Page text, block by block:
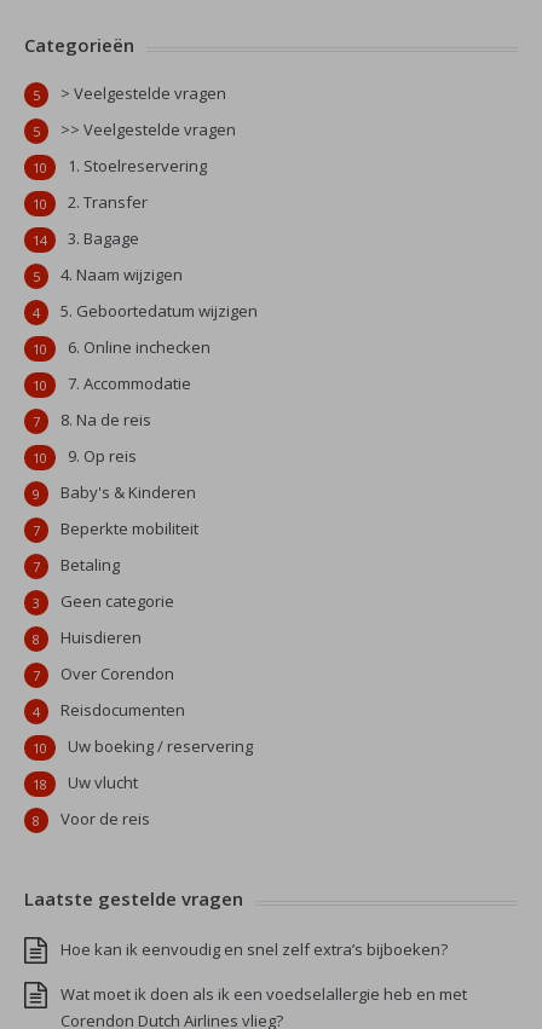
Categorieën
> Veelgestelde vragen
5
>> Veelgestelde vragen
5
1. Stoelreservering
10
2. Transfer
10
3. Bagage
14
4. Naam wijzigen
5
5. Geboortedatum wijzigen
4
6. Online inchecken
10
7. Accommodatie
10
8. Na de reis
7
9. Op reis
10
Baby's & Kinderen
9
Beperkte mobiliteit
7
Betaling
7
Geen categorie
3
Huisdieren
8
Over Corendon
7
Reisdocumenten
4
Uw boeking / reservering
10
Uw vlucht
18
Voor de reis
8
Laatste gestelde vragen
Hoe kan ik eenvoudig en snel zelf extra’s bijboeken?
Wat moet ik doen als ik een voedselallergie heb en met
Corendon Dutch Airlines vlieg?